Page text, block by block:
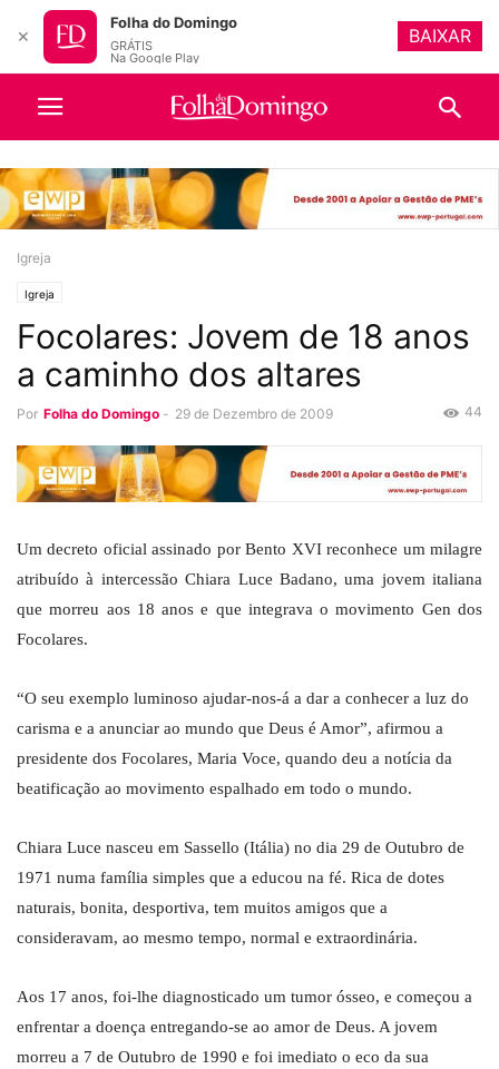
Igreja
Igreja
Focolares: Jovem de 18 anos
a caminho dos altares
Por Folha do Domingo - 29 de Dezembro de 2009 44
Um decreto oficial assinado por Bento XVI reconhece um milagre
atribuído à intercessão Chiara Luce Badano, uma jovem italiana
que morreu aos 18 anos e que integrava o movimento Gen dos
Focolares.
“O seu exemplo luminoso ajudar-nos-á a dar a conhecer a luz do
carisma e a anunciar ao mundo que Deus é Amor”, afirmou a
presidente dos Focolares, Maria Voce, quando deu a notícia da
beatificação ao movimento espalhado em todo o mundo.
Chiara Luce nasceu em Sassello (Itália) no dia 29 de Outubro de
1971 numa família simples que a educou na fé. Rica de dotes
naturais, bonita, desportiva, tem muitos amigos que a
consideravam, ao mesmo tempo, normal e extraordinária.
Aos 17 anos, foi-lhe diagnosticado um tumor ósseo, e começou a
enfrentar a doença entregando-se ao amor de Deus. A jovem
morreu a 7 de Outubro de 1990 e foi imediato o eco da sua
✕
Folha do Domingo
GRÁTIS
Na Google Play
BAIXAR